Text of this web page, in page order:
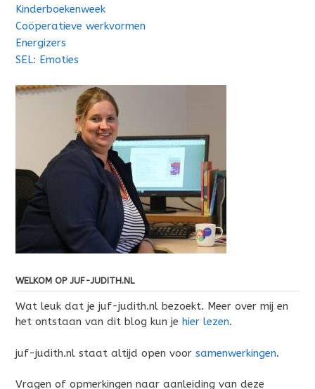
Kinderboekenweek
Coöperatieve werkvormen
Energizers
SEL: Emoties
WELKOM OP JUF-JUDITH.NL
Wat leuk dat je juf-judith.nl bezoekt. Meer over mij en
het ontstaan van dit blog kun je hier lezen.
juf-judith.nl staat altijd open voor samenwerkingen.
Vragen of opmerkingen naar aanleiding van deze